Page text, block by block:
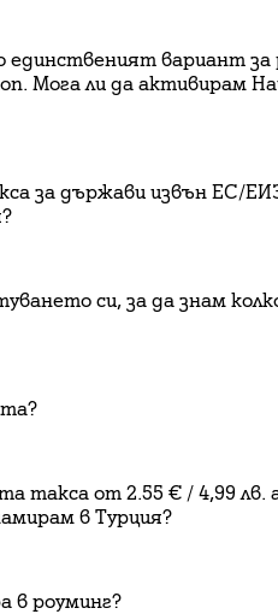
единственият вариант за
Мога ли да активирам
за държави извън ЕС/
си, за да знам
такса от 2.55 € / 4,99 лв.
в Турция?
в роуминг?